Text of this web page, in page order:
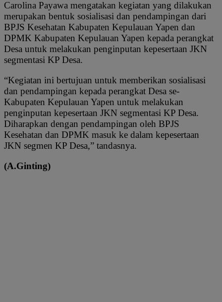
Carolina Payawa mengatakan kegiatan yang dilakukan
merupakan bentuk sosialisasi dan pendampingan dari
BPJS Kesehatan Kabupaten Kepulauan Yapen dan
DPMK Kabupaten Kepulauan Yapen kepada perangkat
Desa untuk melakukan penginputan kepesertaan JKN
segmentasi KP Desa.
“Kegiatan ini bertujuan untuk memberikan sosialisasi
dan pendampingan kepada perangkat Desa se-
Kabupaten Kepulauan Yapen untuk melakukan
penginputan kepesertaan JKN segmentasi KP Desa.
Diharapkan dengan pendampingan oleh BPJS
Kesehatan dan DPMK masuk ke dalam kepesertaan
JKN segmen KP Desa,” tandasnya.
(A.Ginting)